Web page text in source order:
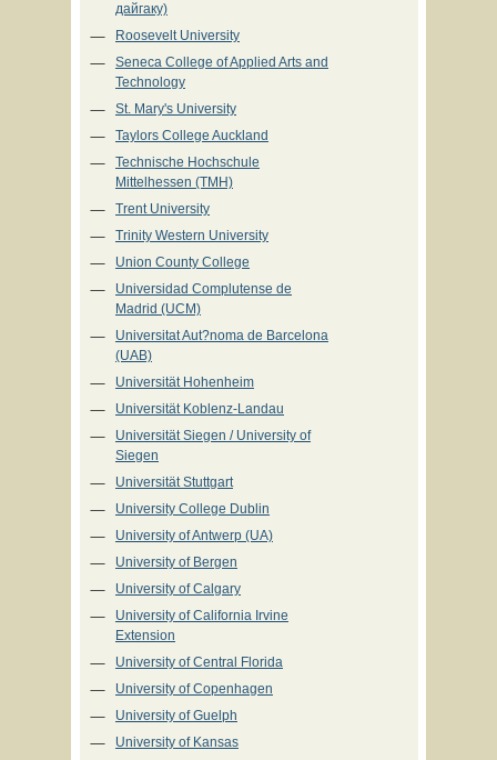
дайгаку)
Roosevelt University
Seneca College of Applied Arts and
Technology
St. Mary's University
Taylors College Auckland
Technische Hochschule
Mittelhessen (TMH)
Trent University
Trinity Western University
Union County College
Universidad Complutense de
Madrid (UCM)
Universitat Aut?noma de Barcelona
(UAB)
Universität Hohenheim
Universität Koblenz-Landau
Universität Siegen / University of
Siegen
Universität Stuttgart
University College Dublin
University of Antwerp (UA)
University of Bergen
University of Calgary
University of California Irvine
Extension
University of Central Florida
University of Copenhagen
University of Guelph
University of Kansas